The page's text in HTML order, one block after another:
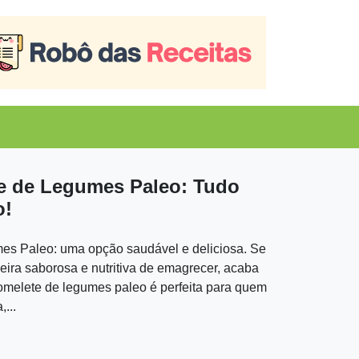
de Legumes Paleo: Tudo
Paleo: uma opção saudável e deliciosa. Se
saborosa e nutritiva de emagrecer, acaba
de legumes paleo é perfeita para quem